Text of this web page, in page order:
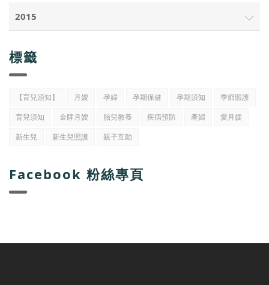
2015
標籤
【育兒須知】 月嫂 孕婦 孕期保健 孕期須知
季節照護
育兒須知
金牌月嫂 胎兒教養 疾病預防 產婦
愛月嫂
新生兒
新生兒照護 親子互動
Facebook 粉絲專頁